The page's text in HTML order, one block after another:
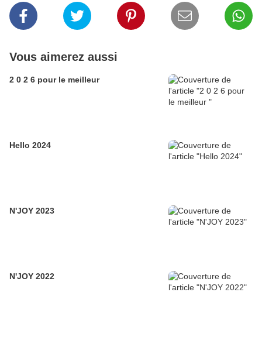
Vous aimerez aussi
2 0 2 6 pour le meilleur
Hello 2024
N'JOY 2023
N'JOY 2022